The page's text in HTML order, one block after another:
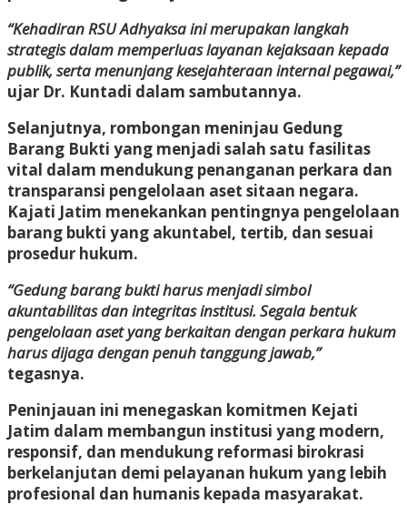
“Kehadiran RSU Adhyaksa ini merupakan langkah
strategis dalam memperluas layanan kejaksaan kepada
publik, serta menunjang kesejahteraan internal pegawai,”
ujar Dr. Kuntadi dalam sambutannya.
Selanjutnya, rombongan meninjau Gedung
Barang Bukti yang menjadi salah satu fasilitas
vital dalam mendukung penanganan perkara dan
transparansi pengelolaan aset sitaan negara.
Kajati Jatim menekankan pentingnya pengelolaan
barang bukti yang akuntabel, tertib, dan sesuai
prosedur hukum.
“Gedung barang bukti harus menjadi simbol
akuntabilitas dan integritas institusi. Segala bentuk
pengelolaan aset yang berkaitan dengan perkara hukum
harus dijaga dengan penuh tanggung jawab,”
tegasnya.
Peninjauan ini menegaskan komitmen Kejati
Jatim dalam membangun institusi yang modern,
responsif, dan mendukung reformasi birokrasi
berkelanjutan demi pelayanan hukum yang lebih
profesional dan humanis kepada masyarakat.